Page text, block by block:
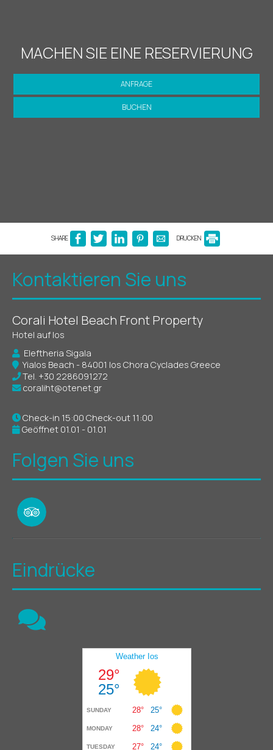
MACHEN SIE EINE RESERVIERUNG
ANFRAGE
BUCHEN
SHARE DRUCKEN
Kontaktieren Sie uns
Corali Hotel Beach Front Property
Hotel auf Ios
Eleftheria Sigala
Yialos Beach - 84001 Ios Chora Cyclades Greece
Tel. +30 2286091272
coraliht@otenet.gr
Check-in 15:00 Check-out 11:00
Geöffnet 01.01 - 01.01
Folgen Sie uns
Eindrücke